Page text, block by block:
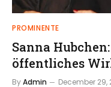
PROMINENTE
Sanna
öffentliches
ByAdmin December 29,